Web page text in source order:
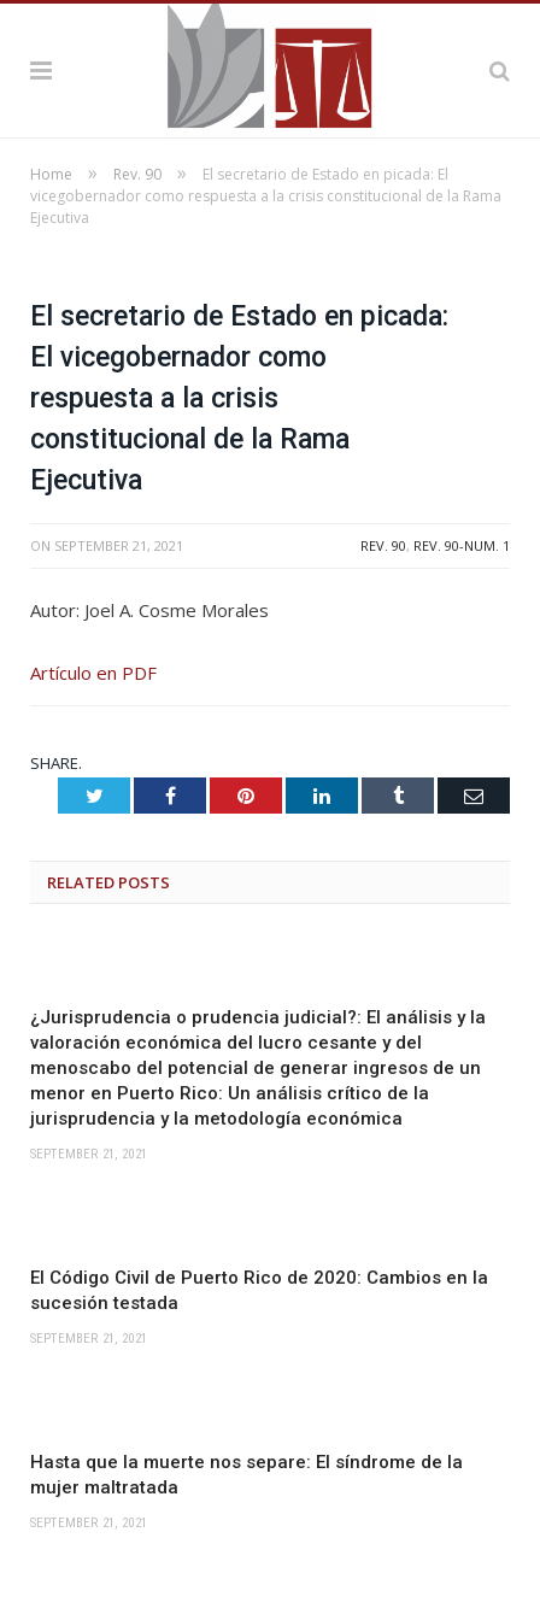
Home » Rev. 90 »
El secretario de Estado en picada: El
vicegobernador como respuesta a la crisis constitucional de la Rama
Ejecutiva
El secretario de Estado en picada:
El vicegobernador como
respuesta a la crisis
constitucional de la Rama
Ejecutiva
ON SEPTEMBER 21, 2021 REV. 90, REV. 90-NUM. 1
Autor: Joel A. Cosme Morales
Artículo en PDF
SHARE.
Twitter Facebook Pinterest LinkedIn Tumblr Email
RELATED POSTS
¿Jurisprudencia o prudencia judicial?: El análisis y la
valoración económica del lucro cesante y del
menoscabo del potencial de generar ingresos de un
menor en Puerto Rico: Un análisis crítico de la
jurisprudencia y la metodología económica
SEPTEMBER 21, 2021
El Código Civil de Puerto Rico de 2020: Cambios en la
sucesión testada
SEPTEMBER 21, 2021
Hasta que la muerte nos separe: El síndrome de la
mujer maltratada
SEPTEMBER 21, 2021